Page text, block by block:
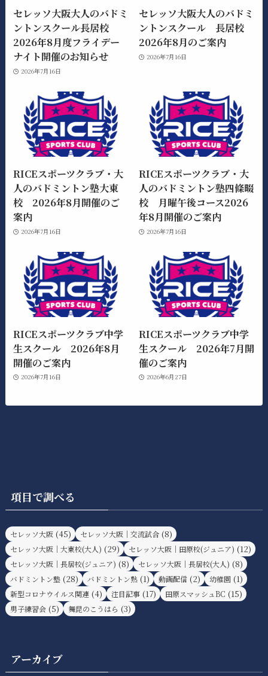
セレッソ大阪大人のバドミ
ントンスクール長居校
2026年8月度フライデー
ナイト開催のお知らせ
2026年7月16日
セレッソ大阪大人のバドミ
ントンスクール 長居校
2026年8月のご案内
2026年7月16日
RICEスポーツクラブ・大
人のバドミントン塾大東
校 2026年8月開催のご
案内
2026年7月16日
RICEスポーツクラブ・大
人のバドミントン塾四條畷
校 月曜午後コース2026
年8月開催のご案内
2026年7月16日
RICEスポーツクラブ中学
生スクール 2026年8月
開催のご案内
2026年7月16日
RICEスポーツクラブ中学
生スクール 2026年7月開
催のご案内
2026年6月27日
項目で調べる
セレッソ大阪 (45) セレッソ大阪｜交流試合 (8)
セレッソ大阪｜大東校(大人) (29) セレッソ大阪｜田原校(ジュニア) (12)
セレッソ大阪｜長居校(ジュニア) (8) セレッソ大阪｜長居校(大人) (8)
バドミントン塾 (28) バドミントン熟 (1) 動画配信 (2) 幼稚園 (1)
新型コロナウイルス関連 (4) 注目記事 (17) 田原スマッシュBC (15)
男子練習会 (5) 舞昆のこうはら (3)
アーカイブ